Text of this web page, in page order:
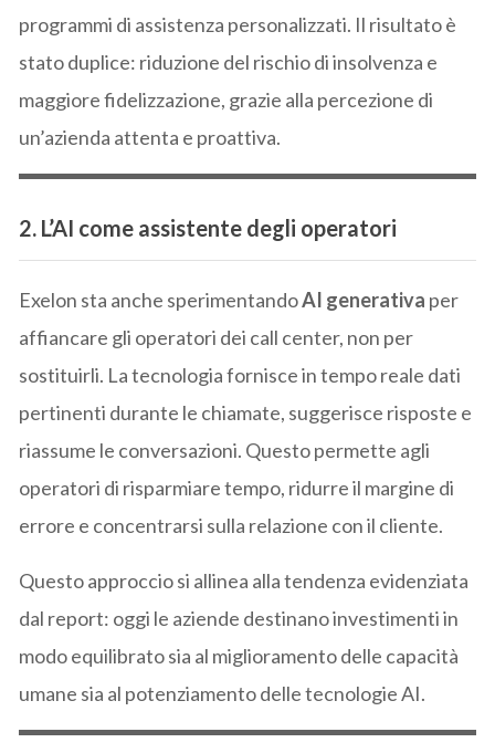
programmi di assistenza personalizzati. Il risultato è
stato duplice: riduzione del rischio di insolvenza e
maggiore fidelizzazione, grazie alla percezione di
un’azienda attenta e proattiva.
2. L’AI come assistente degli operatori
Exelon sta anche sperimentandoAI generativa per
affiancare gli operatori dei call center, non per
sostituirli. La tecnologia fornisce in tempo reale dati
pertinenti durante le chiamate, suggerisce risposte e
riassume le conversazioni. Questo permette agli
operatori di risparmiare tempo, ridurre il margine di
errore e concentrarsi sulla relazione con il cliente.
Questo approccio si allinea alla tendenza evidenziata
dal report: oggi le aziende destinano investimenti in
modo equilibrato sia al miglioramento delle capacità
umane sia al potenziamento delle tecnologie AI.